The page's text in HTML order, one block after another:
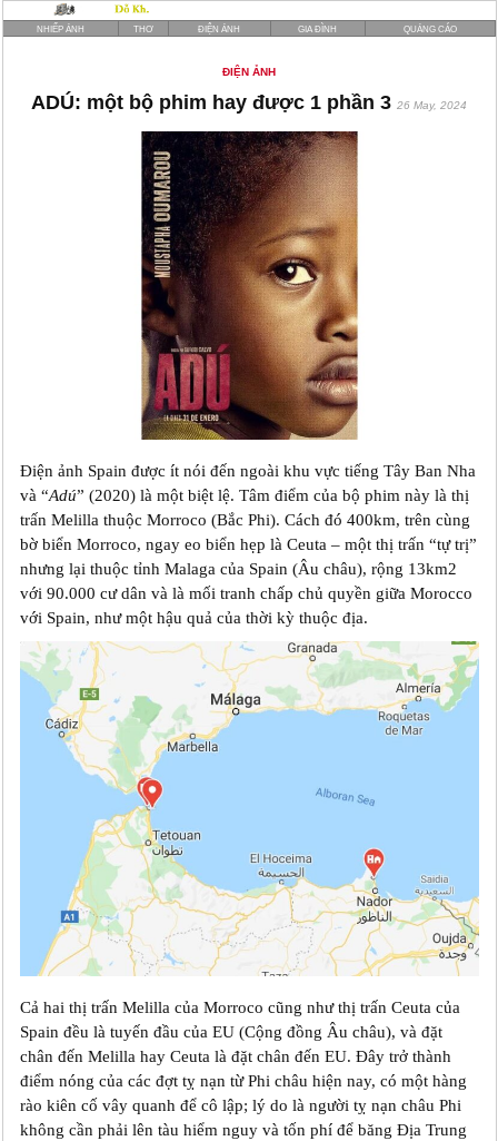
NHIẾP ẢNH THƠ ĐIỆN ẢNH GIA ĐÌNH QUẢNG CÁO
ĐIỆN ẢNH
ADÚ: một bộ phim hay được 1 phần 3 26 May, 2024
Điện ảnh Spain được ít nói đến ngoài khu vực tiếng Tây Ban Nha
và “Adú” (2020) là một biệt lệ. Tâm điểm của bộ phim này là thị
trấn Melilla thuộc Morroco (Bắc Phi). Cách đó 400km, trên cùng
bờ biển Morroco, ngay eo biển hẹp là Ceuta – một thị trấn “tự trị”
nhưng lại thuộc tỉnh Malaga của Spain (Âu châu), rộng 13km2
với 90.000 cư dân và là mối tranh chấp chủ quyền giữa Morocco
với Spain, như một hậu quả của thời kỳ thuộc địa.
Cả hai thị trấn Melilla của Morroco cũng như thị trấn Ceuta của
Spain đều là tuyến đầu của EU (Cộng đồng Âu châu), và đặt
chân đến Melilla hay Ceuta là đặt chân đến EU. Đây trở thành
điểm nóng của các đợt tỵ nạn từ Phi châu hiện nay, có một hàng
rào kiên cố vây quanh để cô lập; lý do là người tỵ nạn châu Phi
không cần phải lên tàu hiểm nguy và tốn phí để băng Địa Trung